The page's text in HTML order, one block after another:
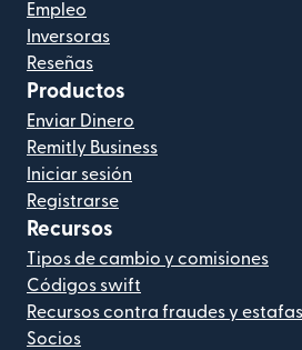
Empleo
Inversoras
Reseñas
Productos
Enviar Dinero
Remitly Business
Iniciar sesión
Registrarse
Recursos
Tipos de cambio y comisiones
Códigos swift
Recursos contra fraudes y estafas
Socios